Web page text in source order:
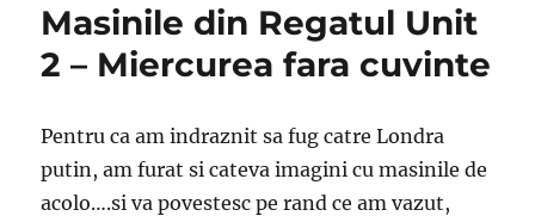
Masinile din Regatul Unit
2 – Miercurea fara cuvinte
Pentru ca am indraznit sa fug catre Londra
putin, am furat si cateva imagini cu masinile de
acolo….si va povestesc pe rand ce am vazut,